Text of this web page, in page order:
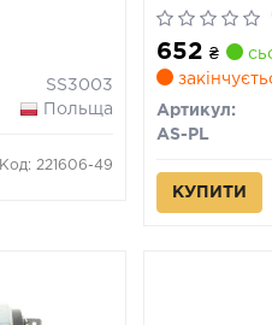
SS3003
Польща
Код: 221606-49
652₴
Артикул:
AS-PL
КУПИТИ